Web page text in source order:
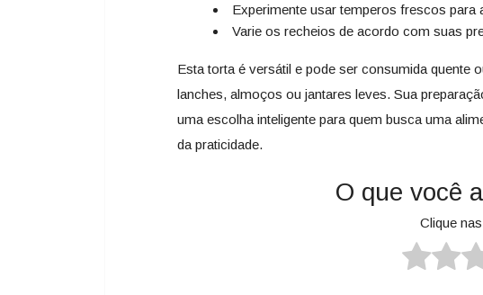
Experimente usar temperos frescos para
Varie os recheios de acordo com suas
Esta torta é versátil e pode ser consumida quente
lanches, almoços ou jantares leves. Sua
uma escolha inteligente para quem busca uma
da praticidade.
O que você
Clique